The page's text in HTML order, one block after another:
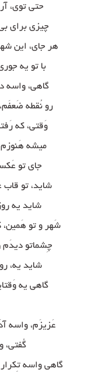
حتی توی،
چیزی برای
هر جای، این
با تو یه
گاهی، واسه
رو نُقطه
وَقتی، که
میشه
جای تو
شاید، تو
شاید یه
شَهر و تو
چِشماتو دیدَم
شاید یه،
گاهی یه
عَزیزَم، واسه
گاهی واسه